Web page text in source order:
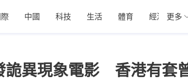
中國 科技 生活 體育 經濟 更多
異現象電影 香港有套